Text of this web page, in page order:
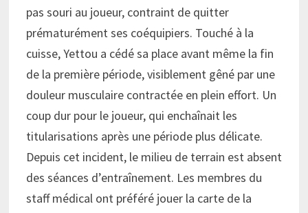
pas souri au joueur, contraint de quitter
prématurément ses coéquipiers. Touché à la
cuisse, Yettou a cédé sa place avant même la fin
de la première période, visiblement gêné par une
douleur musculaire contractée en plein effort. Un
coup dur pour le joueur, qui enchaînait les
titularisations après une période plus délicate.
Depuis cet incident, le milieu de terrain est absent
des séances d’entraînement. Les membres du
staff médical ont préféré jouer la carte de la